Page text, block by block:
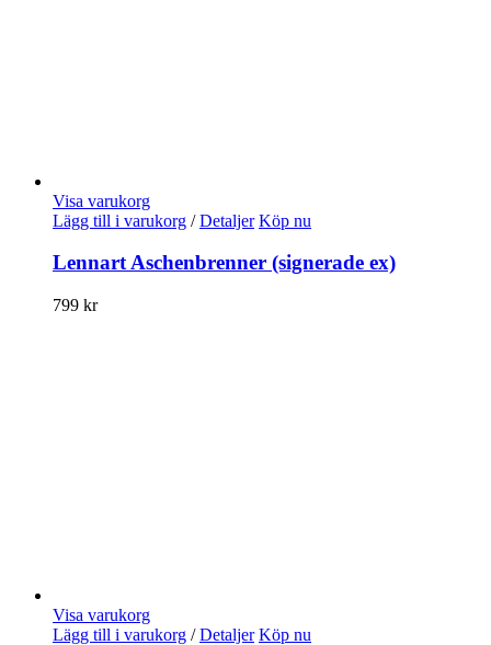
Visa varukorg
Lägg till i varukorg / Detaljer Köp nu
Lennart Aschenbrenner (signerade ex)
799 kr
Visa varukorg
Lägg till i varukorg / Detaljer Köp nu